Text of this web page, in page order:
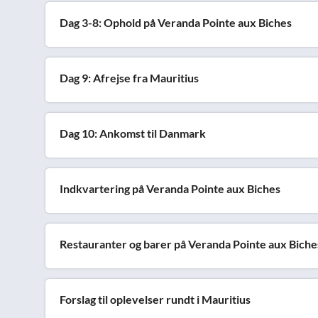
Dag 3-8: Ophold på Veranda Pointe aux Biches
Dag 9: Afrejse fra Mauritius
Dag 10: Ankomst til Danmark
Indkvartering på Veranda Pointe aux Biches
Restauranter og barer på Veranda Pointe aux
Forslag til oplevelser rundt i Mauritius